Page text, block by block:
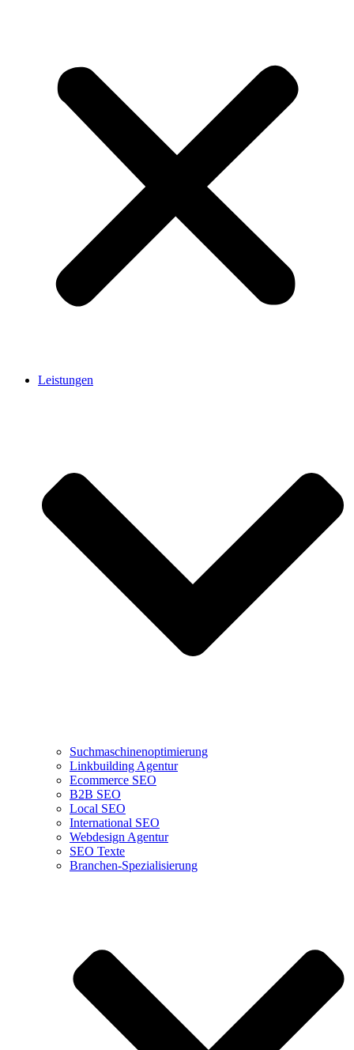
Leistungen
Suchmaschinenoptimierung
Linkbuilding Agentur
Ecommerce SEO
B2B SEO
Local SEO
International SEO
Webdesign Agentur
SEO Texte
Branchen-Spezialisierung